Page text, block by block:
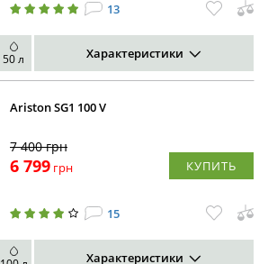
13
50 л Характеристики
Ariston SG1 100 V
6 799 грн
7 400грн
КУПИТЬ
15
Характеристики